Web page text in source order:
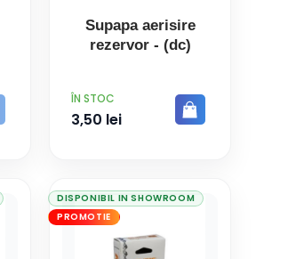
Supapa aerisire
rezervor - (dc)
PRET
ÎN STOC
3,50 lei
DISPONIBIL IN SHOWROOM
PROMOTIE